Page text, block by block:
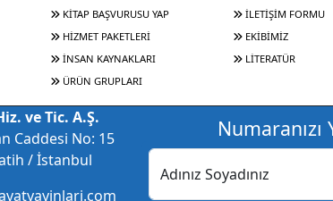
KİTAP BAŞVURUSU YAP
HİZMET PAKETLERİ
İNSAN KAYNAKLARI
ÜRÜN GRUPLARI
İLETİŞİM FORMU
EKİBİMİZ
LİTERATÜR
ve Tic. A.Ş.
Caddesi No: 15
/ İstanbul
Numaranızı
Adınız Soyadınız